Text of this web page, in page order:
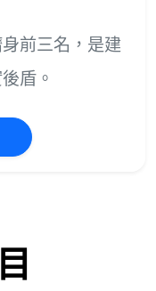
前三名，是建
盾。